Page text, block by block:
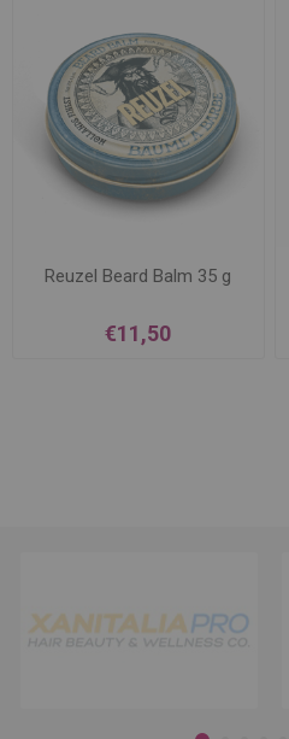
Reuzel Beard Balm 35 g
€11,50